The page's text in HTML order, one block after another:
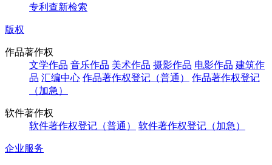
专利查新检索
版权
作品著作权
文学作品 音乐作品 美术作品 摄影作品 电影作品 建筑作
品 汇编中心 作品著作权登记（普通）
作品著作权登记
（加急）
软件著作权
软件著作权登记（普通）
软件著作权登记（加急）
企业服务